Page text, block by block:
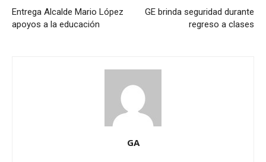
Entrega Alcalde Mario López
apoyos a la educación
GE brinda seguridad durante
regreso a clases
GA